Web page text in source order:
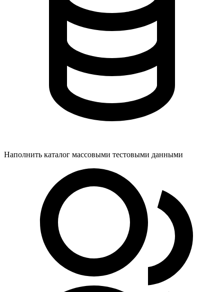
Наполнить каталог массовыми тестовыми данными